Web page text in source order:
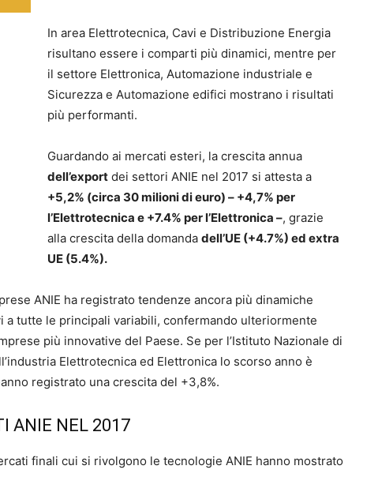
In area Elettrotecnica, Cavi e Distribuzione Energia
risultano essere i comparti più dinamici, mentre per
il settore Elettronica, Automazione industriale e
Sicurezza e Automazione edifici mostrano i risultati
più performanti.
Guardando ai mercati esteri, la crescita annua
dell’export dei settori ANIE nel 2017 si attesta a
+5,2% (circa 30 milioni di euro) – +4,7% per
l’Elettrotecnica e +7.4% per l’Elettronica –, grazie
alla crescita della domanda dell’UE (+4.7%) ed extra
UE (5.4%).
ANIE ha registrato tendenze ancora più dinamiche
a tutte le principali variabili, confermando ulteriormente
più innovative del Paese. Se per l’Istituto Nazionale di
Elettrotecnica ed Elettronica lo scorso anno è
registrato una crescita del +3,8%.
ANIE NEL 2017
finali cui si rivolgono le tecnologie ANIE hanno mostrato